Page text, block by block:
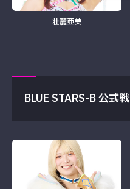
壮麗亜美
BLUE STARS-B 公式戦